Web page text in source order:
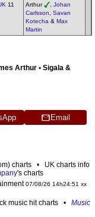
11
Arthur
Johan
Carlsson
Savan
Kotecha & Max
Martin
Arthur • Sigala &
Email
charts • UK charts info
's charts
07/08/26 14h24:51 xx
music hit charts • Music